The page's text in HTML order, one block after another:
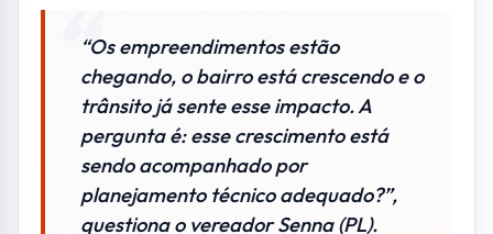
“Os empreendimentos estão
chegando, o bairro está crescendo e o
trânsito já sente esse impacto. A
pergunta é: esse crescimento está
sendo acompanhado por
planejamento técnico adequado?”,
questiona o vereador Senna (PL).